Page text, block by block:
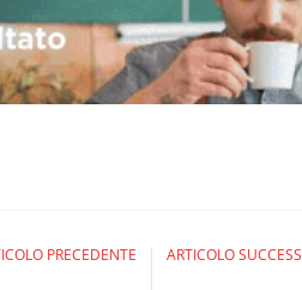
PRECEDENTE ARTICOLO